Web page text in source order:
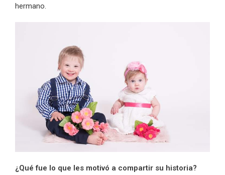
hermano.
¿Qué fue lo que les motivó a compartir su historia?